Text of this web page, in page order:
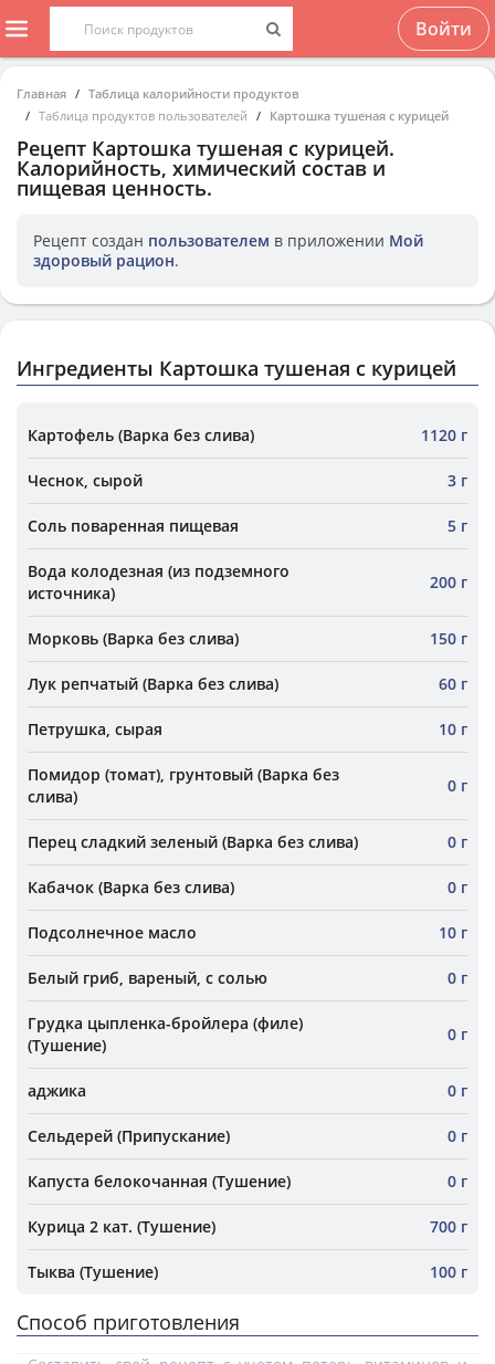
Войти
Главная
Таблица калорийности продуктов
Таблица продуктов пользователей
Картошка тушеная с курицей
Рецепт Картошка тушеная с курицей.
Калорийность, химический состав и
пищевая ценность.
Рецепт создан пользователем в приложении Мой
здоровый рацион.
Ингредиенты Картошка тушеная с курицей
Картофель (Варка без слива) 1120 г
Чеснок, сырой 3 г
Соль поваренная пищевая 5 г
Вода колодезная (из подземного
источника)
200 г
Морковь (Варка без слива) 150 г
Лук репчатый (Варка без слива) 60 г
Петрушка, сырая 10 г
Помидор (томат), грунтовый (Варка без
слива)
0 г
Перец сладкий зеленый (Варка без слива) 0 г
Кабачок (Варка без слива) 0 г
Подсолнечное масло 10 г
Белый гриб, вареный, с солью 0 г
Грудка цыпленка-бройлера (филе)
(Тушение)
0 г
аджика 0 г
Сельдерей (Припускание) 0 г
Капуста белокочанная (Тушение) 0 г
Курица 2 кат. (Тушение) 700 г
Тыква (Тушение) 100 г
Способ приготовления